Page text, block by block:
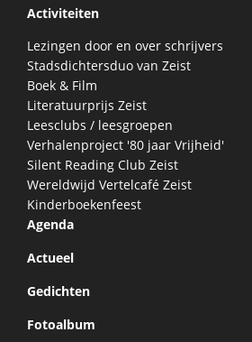
Activiteiten
Lezingen door en over schrijvers
Stadsdichtersduo van Zeist
Boek & Film
Literatuurprijs Zeist
Leesclubs / leesgroepen
Verhalenproject '80 jaar Vrijheid'
Silent Reading Club Zeist
Wereldwijd Vertelcafé Zeist
Kinderboekenfeest
Agenda
Actueel
Gedichten
Fotoalbum